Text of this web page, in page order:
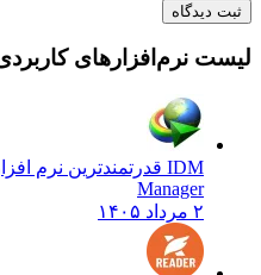
نرم‌افزارهای کاربردی
Manager